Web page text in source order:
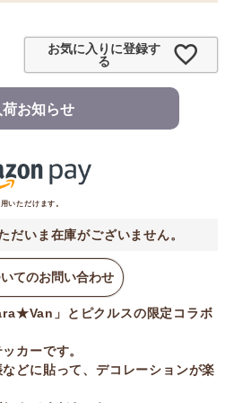
お気に入りに登録す
る
お知らせ
いただけます。
だいま在庫がございません。
てのお問い合わせ
」とピクルスの限定コラボ
カーです。
どに貼って、デコレーションが楽